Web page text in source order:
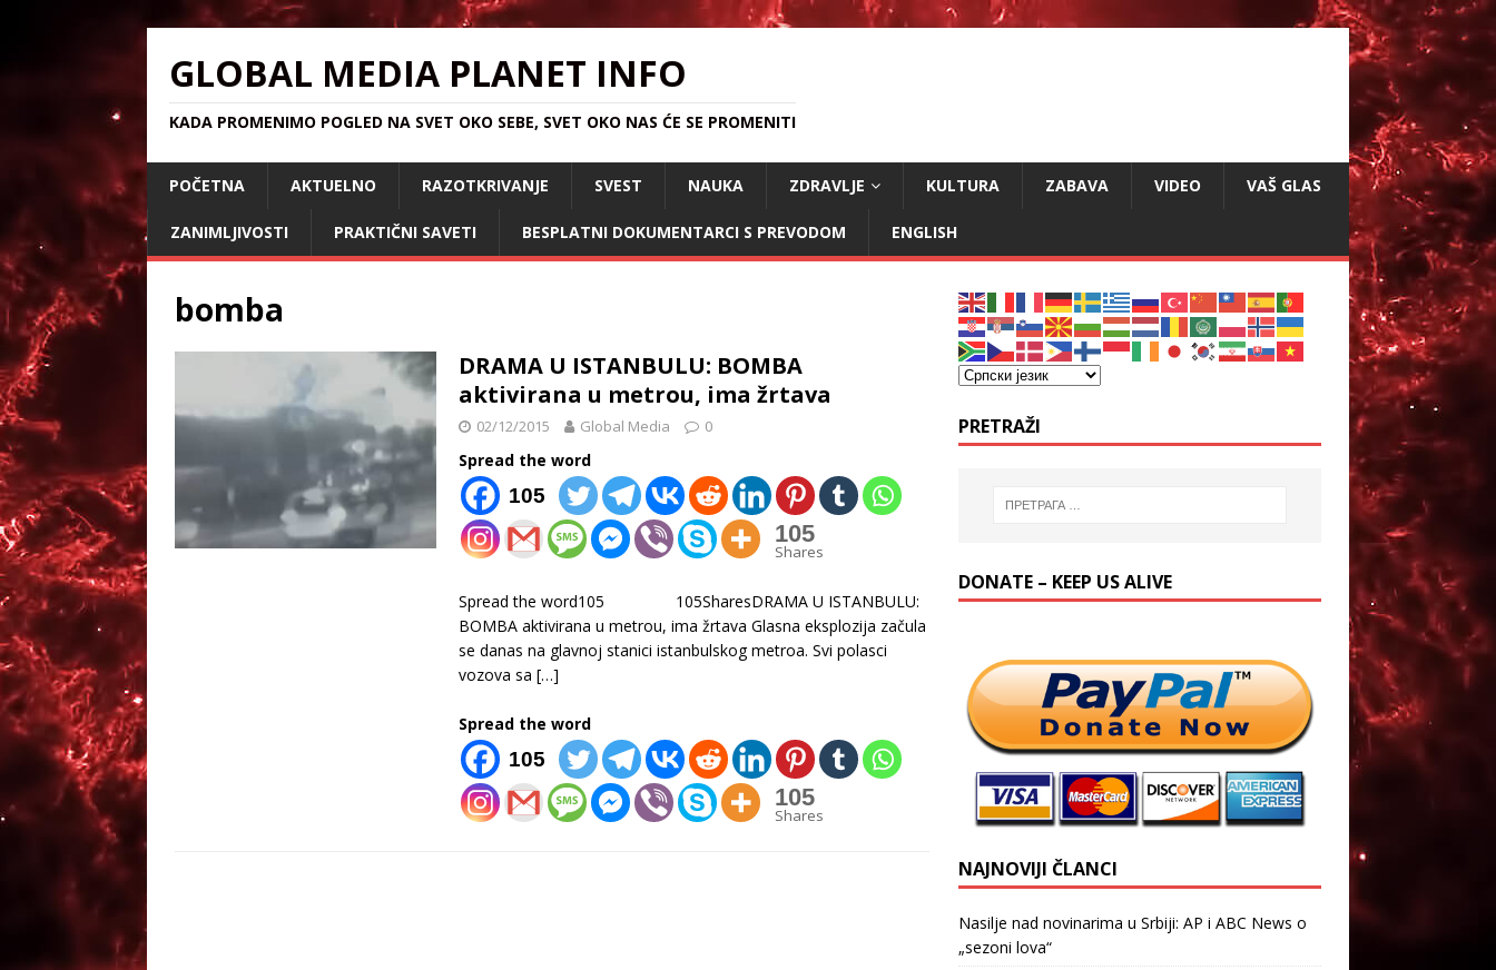
GLOBAL MEDIA PLANET INFO
KADA PROMENIMO POGLED NA SVET OKO SEBE, SVET OKO NAS ĆE SE PROMENITI
POČETNA AKTUELNO RAZOTKRIVANJE SVEST NAUKA ZDRAVLJE KULTURA ZABAVA VIDEO VAŠ GLAS
ZANIMLJIVOSTI PRAKTIČNI SAVETI BESPLATNI DOKUMENTARCI S PREVODOM ENGLISH
bomba
DRAMA U ISTANBULU: BOMBA
aktivirana u metrou, ima žrtava
02/12/2015 Global Media 0
Spread the word
105
105
Shares
Spread the word105 105SharesDRAMA U ISTANBULU:
BOMBA aktivirana u metrou, ima žrtava Glasna eksplozija začula
se danas na glavnoj stanici istanbulskog metroa. Svi polasci
vozova sa […]
Spread the word
105
105
Shares
PRETRAŽI
DONATE – KEEP US ALIVE
NAJNOVIJI ČLANCI
Nasilje nad novinarima u Srbiji: AP i ABC News o
„sezoni lova“